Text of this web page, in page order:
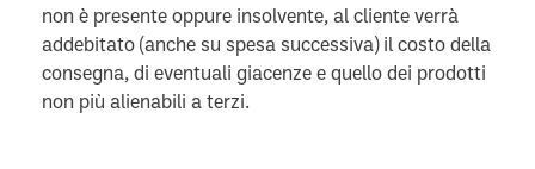
non è presente oppure insolvente, al cliente verrà
addebitato (anche su spesa successiva) il costo della
consegna, di eventuali giacenze e quello dei prodotti
non più alienabili a terzi.